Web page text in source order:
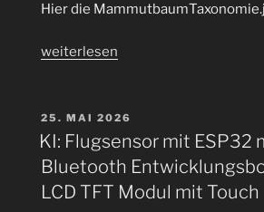
Hier die
„Gerichteter
(DAG)
am
Beispiel
von
Mammutbäumen“
weiterlesen
VERÖFFENTLICHT
AM
25. MAI 2026
KI: Flugsensor mit ESP32
Bluetooth
LCD TFT Modul mit Touch